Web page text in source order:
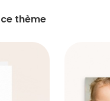
thème